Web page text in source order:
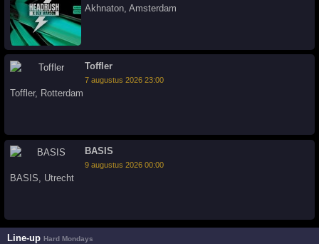
Akhnaton ,Amsterdam
Toffler
7 augustus 2026 23:00
Toffler, Rotterdam
BASIS
9 augustus 2026 00:00
BASIS, Utrecht
Line-upHard Mondays